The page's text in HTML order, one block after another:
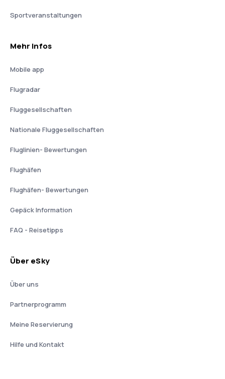
Sportveranstaltungen
Mehr Infos
Mobile app
Flugradar
Fluggesellschaften
Nationale Fluggesellschaften
Fluglinien- Bewertungen
Flughäfen
Flughäfen- Bewertungen
Gepäck Information
FAQ - Reisetipps
Über eSky
Über uns
Partnerprogramm
Meine Reservierung
Hilfe und Kontakt